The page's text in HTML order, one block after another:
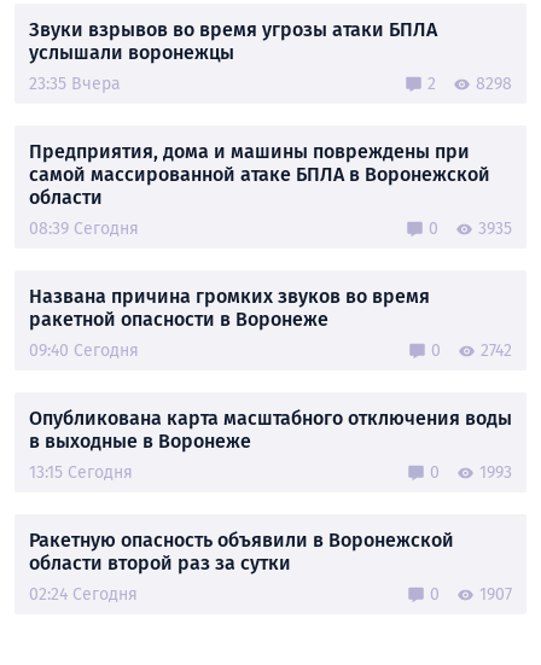
Звуки взрывов во время угрозы атаки БПЛА
услышали воронежцы
23:35 Вчера 2 8298
Предприятия, дома и машины повреждены при
самой массированной атаке БПЛА в Воронежской
области
08:39 Сегодня 0 3935
Названа причина громких звуков во время
ракетной опасности в Воронеже
09:40 Сегодня 0 2742
Опубликована карта масштабного отключения воды
в выходные в Воронеже
13:15 Сегодня 0 1993
Ракетную опасность объявили в Воронежской
области второй раз за сутки
02:24 Сегодня 0 1907